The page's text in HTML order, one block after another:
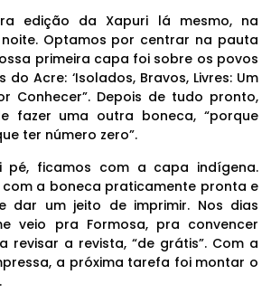
edição da Xapuri lá mesmo, na
noite. Optamos por centrar na pauta
primeira capa foi sobre os povos
Acre: ‘Isolados, Bravos, Livres: Um
Conhecer”. Depois de tudo pronto,
fazer uma outra boneca, “porque
ter número zero”.
pé, ficamos com a capa indígena.
a boneca praticamente pronta e
dar um jeito de imprimir. Nos dias
veio pra Formosa, pra convencer
revisar a revista, “de grátis”. Com a
a próxima tarefa foi montar o